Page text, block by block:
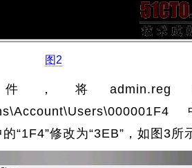
图2
件，将
修改为“3EB”，如图3所